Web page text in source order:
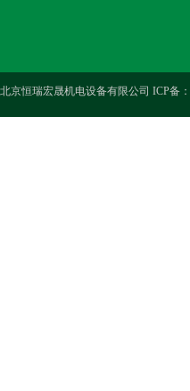
北京恒瑞宏晟机电设备有限公司 ICP备：